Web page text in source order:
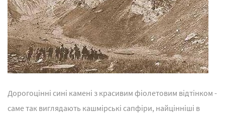
Дорогоцінні сині камені з красивим фіолетовим відтінком -
саме так виглядають кашмірські сапфіри, найцінніші в